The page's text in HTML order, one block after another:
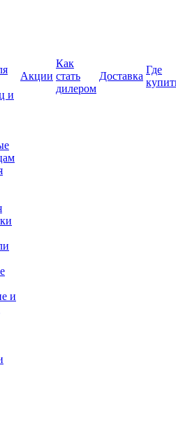
и
и
Акции
Как
стать
дилером
Доставка
Где